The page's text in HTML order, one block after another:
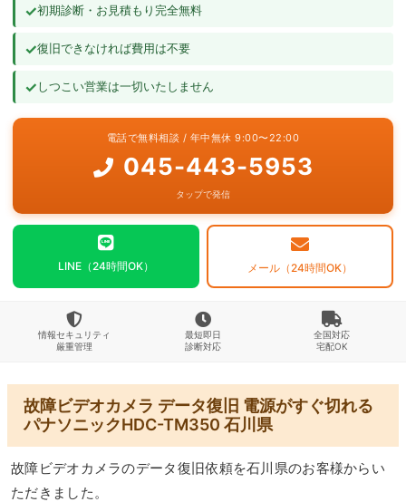
よくあるご質問
✓初期診断・お見積もり完全無料
✓復旧できなければ費用は不要
✓しつこい営業は一切いたしません
電話で無料相談 / 年中無休 9:00〜22:00
045-443-5953
タップで発信
LINE（24時間OK） メール（24時間OK）
情報セキュリティ
厳重管理
最短即日
診断対応
全国対応
宅配OK
故障ビデオカメラ データ復旧 電源がすぐ切れる
パナソニックHDC-TM350 石川県
故障ビデオカメラのデータ復旧依頼を石川県のお客様からい
ただきました。